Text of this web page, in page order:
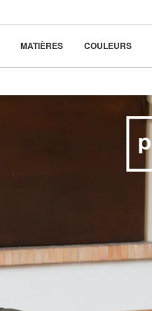
MATIÈRES COULEURS